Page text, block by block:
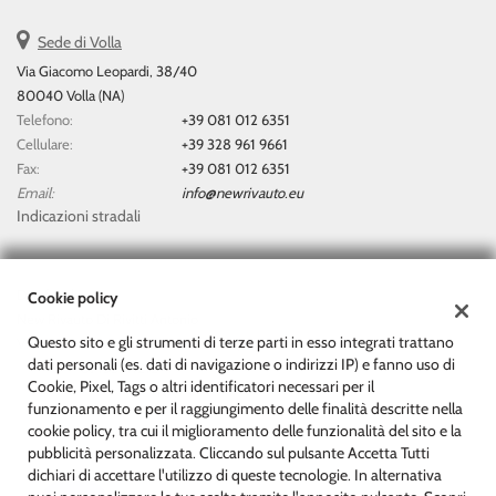
Sede di Volla
Via Giacomo Leopardi, 38/40
80040 Volla (NA)
Telefono:
+39 081 012 6351
Cellulare:
+39 328 961 9661
Fax:
+39 081 012 6351
Email:
info@newrivauto.eu
Indicazioni stradali
Dati fiscali:
Via Giacomo Leopardi, 38/40, Volla (NA)
C.F/P.IVA:07153511212
Registro delle imprese:NA
Cookie policy
Questo sito e gli strumenti di terze parti in esso integrati trattano
dati personali (es. dati di navigazione o indirizzi IP) e fanno uso di
Cookie, Pixel, Tags o altri identificatori necessari per il
funzionamento e per il raggiungimento delle finalità descritte nella
cookie policy, tra cui il miglioramento delle funzionalità del sito e la
pubblicità personalizzata. Cliccando sul pulsante Accetta Tutti
dichiari di accettare l'utilizzo di queste tecnologie. In alternativa
strumenti
di
tracciamento
si
rimanda
alla
cookie
policy.
Puoi
rivedere
e
modificare
le
scelte
in
qualsiasi
momento.